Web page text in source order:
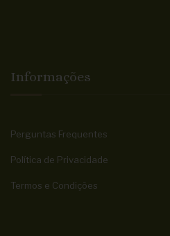
Informações
Perguntas Frequentes
Política de Privacidade
Termos e Condições